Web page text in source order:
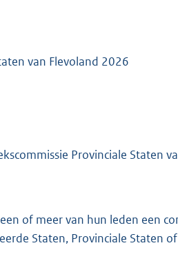
van Flevoland 2026
Provinciale Staten
of meer van hun leden een
Staten, Provinciale Staten